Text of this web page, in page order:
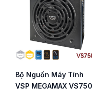
Bộ Nguồn Máy Tính
VSP MEGAMAX